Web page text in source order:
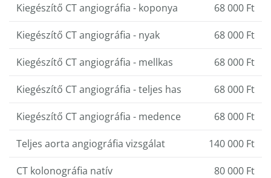
Kiegészítő CT angiográfia - koponya 68 000 Ft
Kiegészítő CT angiográfia - nyak 68 000 Ft
Kiegészítő CT angiográfia - mellkas 68 000 Ft
Kiegészítő CT angiográfia - teljes has 68 000 Ft
Kiegészítő CT angiográfia - medence 68 000 Ft
Teljes aorta angiográfia vizsgálat 140 000 Ft
CT kolonográfia natív 80 000 Ft